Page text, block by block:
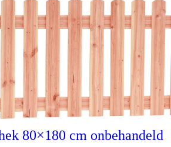
80×180 cm onbehandeld